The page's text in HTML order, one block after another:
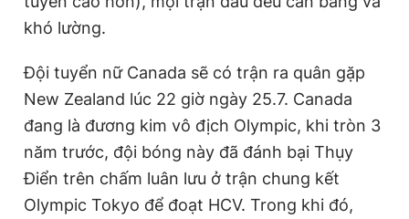
Đọc Thanh Niên trên điện thoại
Theo dõi báo trên
0906 645 777
Liên hệ quảng cáo
0908 780 404
khó lường.
Đội tuyển nữ Canada sẽ có trận ra quân gặp
New Zealand lúc 22 giờ ngày 25.7. Canada
đang là đương kim vô địch Olympic, khi tròn 3
năm trước, đội bóng này đã đánh bại Thụy
Điển trên chấm luân lưu ở trận chung kết
Olympic Tokyo để đoạt HCV. Trong khi đó,